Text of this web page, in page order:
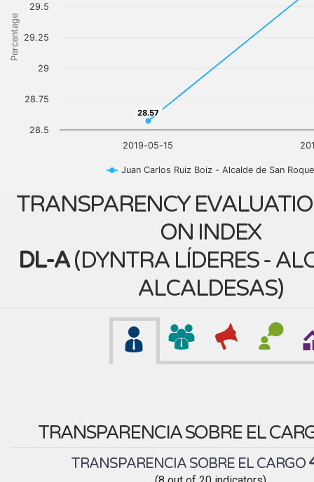
Percentage
28.57
28.57
Juan Carlos Ruiz Boiz - Alcalde de San Roque
2019-05-15
28.5
28.75
29
29.25
29.5
TRANSPARENCY
ON INDEX
DL-A(DYNTRA LÍDERES -
ALCALDESAS)
TRANSPARENCIA SOBRE EL
TRANSPARENCIA SOBRE EL CARGO